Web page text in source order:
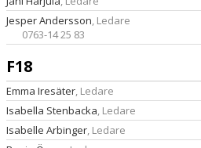
Jesper Andersson, Ledare
0763-14 25 83
F18
Emma Iresäter, Ledare
Isabella Stenbacka, Ledare
Isabelle Arbinger, Ledare